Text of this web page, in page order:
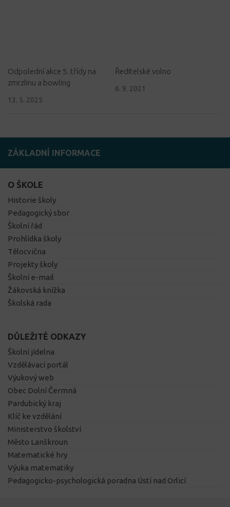
Odpolední akce 5. třídy na
zmrzlinu a bowling
13. 5. 2025
Ředitelské volno
6. 9. 2021
ZÁKLADNÍ INFORMACE
O ŠKOLE
Historie školy
Pedagogický sbor
Školní řád
Prohlídka školy
Tělocvična
Projekty školy
Školní e-mail
Žákovská knížka
Školská rada
DŮLEŽITÉ ODKAZY
Školní jídelna
Vzdělávací portál
Výukový web
Obec Dolní Čermná
Pardubický kraj
Klíč ke vzdělání
Ministerstvo školství
Město Lanškroun
Matematické hry
Výuka matematiky
Pedagogicko-psychologická poradna Ústí nad Orlicí